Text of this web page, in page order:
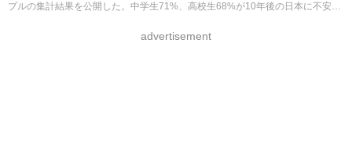
プルの集計結果を公開した。中学生71%、高校生68%が10年後の日本に不安を
advertisement